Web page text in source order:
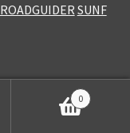
ROADGUIDER SUNF
0